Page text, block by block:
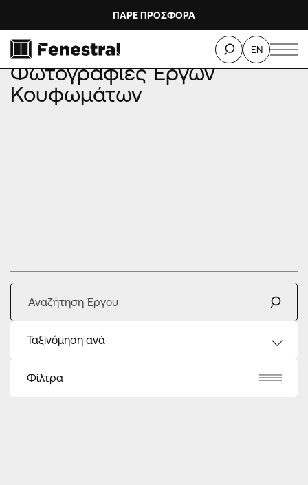
ΠΑΡΕ ΠΡΟΣΦΟΡΑ
EN
ΑΡΧΙΚΗ ΕΡΓΑ ΦΩΤΟΓΡΑΦΙΕΣ ΕΡΓΩΝ ΚΟΥΦΩΜΑΤΩΝ
Φωτογραφίες Έργων
Κουφωμάτων
Ταξiνόμηση ανά
Φίλτρα